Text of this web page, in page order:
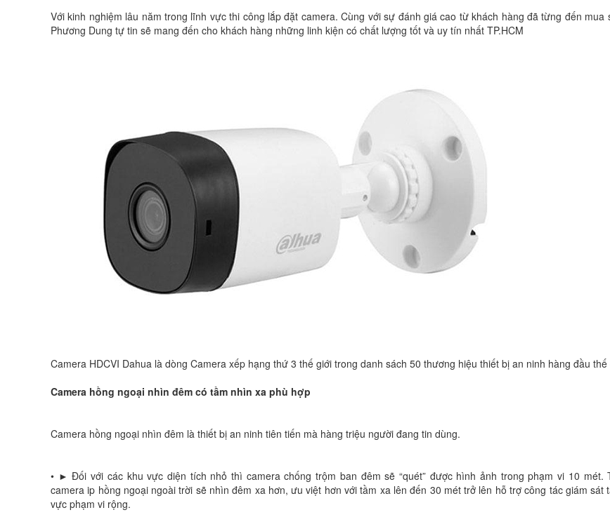
Với kinh nghiệm lâu năm trong lĩnh vực thi công lắp đặt camera. Cùng với sự đánh giá cao từ khách hàng đã từng đến mua
Phương Dung tự tin sẽ mang đến cho khách hàng những linh kiện có chất lượng tốt và uy tín nhất TP.HCM
Camera HDCVI Dahua là dòng Camera xếp hạng thứ 3 thế giới trong danh sách 50 thương hiệu thiết bị an ninh hàng đầu thế
Camera hồng ngoại nhìn đêm có tầm nhìn xa phù hợp
Camera hồng ngoại nhìn đêm là thiết bị an ninh tiên tiến mà hàng triệu người đang tin dùng.
• ► Đối với các khu vực diện tích nhỏ thì camera chống trộm ban đêm sẽ “quét” được hình ảnh trong phạm vi 10 mét.
camera ip hồng ngoại ngoài trời sẽ nhìn đêm xa hơn, ưu việt hơn với tầm xa lên đến 30 mét trở lên hỗ trợ công tác giám sát
vực phạm vi rộng.